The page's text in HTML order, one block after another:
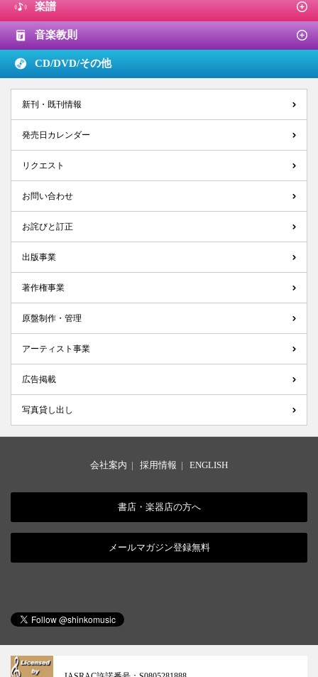
楽譜
音楽教則
CD/DVD/その他
新刊・既刊情報
発売日カレンダー
リクエスト
お問い合わせ
お詫びと訂正
出版事業
著作権事業
原盤制作・管理
アーティスト事業
広告掲載
写真貸し出し
会社案内 | 採用情報 | ENGLISH
書店・楽器店の方へ
メールマガジン登録無料